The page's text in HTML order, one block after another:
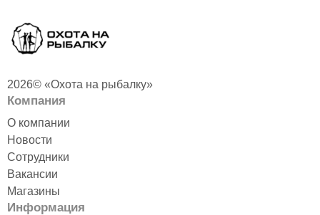
2026© «Охота на рыбалку»
Компания
О компании
Новости
Сотрудники
Вакансии
Магазины
Информация